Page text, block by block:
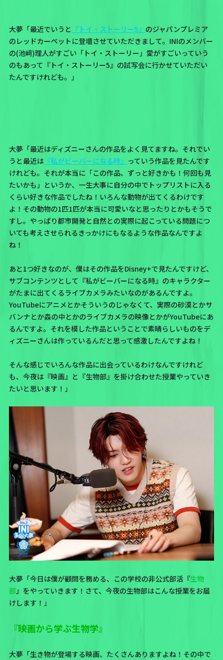
大夢「最近でいうと 『トイ・ストーリー5』 のジャパンプレミア
のレッドカーペットに登壇させていただきまして。INIのメンバー
の(池﨑)理人がすごい「トイ・ストーリー」愛がすごいっていう
のもあって『トイ・ストーリー5』の試写会に行かせていただい
たんですけれども。」
大夢「最近はディズニーさんの作品をよく見てますね。それでい
うと最近は『私がビーバーになる時』 っていう作品を見たんです
けれども。それが本当に「この作品、ずっと好きかも！何回も見
たいかも」というか、一生大事に自分の中でトップリストに入る
くらい好きな作品でしたね！いろんな動物が出てくるわけです
よ！その動物の1匹1匹が本当に可愛いなと思ったりとかもそうで
すし。やっぱり都市開発と自然との実際に起こっている問題につ
いても考えさせられるきっかけにもなるような作品なんですよ
ね！
あと1つ好きなのが、僕はその作品をDisney+で見たんですけど、
サブコンテンツとして『私がビーバーになる時』のキャラクター
がたまに出てくるライブカメラみたいなのがあるんですよ。
YouTubeにアニメとかそういうのじゃなくて、実際の砂漠とかサ
バンナとか森の中とかのライブカメラの映像とかがYouTubeにあ
るんですよ。それを模した作品ということで素晴らしいものをデ
ィズニーさんは作っているんだと思って感激したんですよね！
そんな感じでいろんな作品に出会っているわけなんですけれど
も、今夜は『映画』と『生物部』を掛け合わせた授業やっていき
たいと思います！」
大夢「今日は僕が顧問を務める、この学校の非公式部活『生物
部 』をやっていきます！さて、今夜の生物部はこんな授業をお届
けします！」
『映画から学ぶ生物学』
大夢「生き物が登場する映画、たくさんありますよね！その中で